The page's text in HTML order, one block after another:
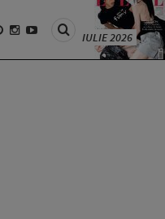
IULIE 2026